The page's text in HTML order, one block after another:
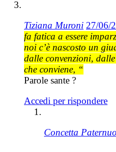
Tiziana Muroni 27/06/
fa fatica a essere
noi c’è nascosto un
dalle convenzioni,
che conviene, “
Parole sante ?
Accedi per rispondere
Concetta